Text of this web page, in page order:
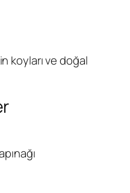
koyları ve doğal